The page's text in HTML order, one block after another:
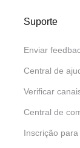
Suporte
Enviar
Central de
Verificar
Central de
Inscrição